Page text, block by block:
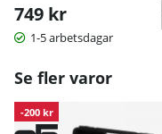
749 kr
1-5 arbetsdagar
Se fler varor
-200 kr